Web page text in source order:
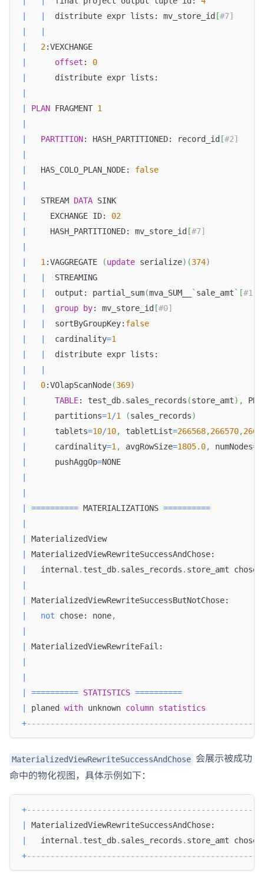
  distribute expr lists: mv_store_id
[#7]
2
offset : 0
distribute
PLAN FRAGMENT 1
PARTITION: HASH_PARTITIONED: record_id [#2]
   HAS_COLO_PLAN_NODE:
false
   STREAM
DATA
     EXCHANGE ID:
02
     HASH_PARTITIONED: mv_store_id
[#7]
1 :VAGGREGATE (update serialize) (374)
  output: partial_sum
(mva_SUM__ ` sale_amt ` [
group by: mv_store_id [#0]
  sortByGroupKey:
false
  cardinality
=1
distribute
0:VOlapScanNode(369)
TABLE: test_db. sales_records (store_amt) ,
      partitions
=1 /1 (sales_records)
      tablets
=10/10, tabletList=266568,266570,
      cardinality
=1 , avgRowSize=1805.0, numNodes=
      pushAggOp
=
========== MATERIALIZATIONS ==========
   internal
. test_db. sales_records . store_amt chose
not chose: none,
========== STATISTICS ==========
planed with unknown column statistics
+
MaterializedViewRewriteSuccessAndChose 会展示被成功
命中的物化视图，具体示例如下：
+
   internal
. test_db. sales_records . store_amt chose
+